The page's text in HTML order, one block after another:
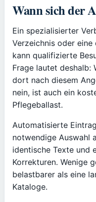
Wann sich der
Ein spezialisierter
Verzeichnis oder
kann qualifizierte
Frage lautet deshalb:
dort nach diesem
nein, ist auch ein
Pflegeballast.
Automatisierte
notwendige Auswahl
identische Texte und
Korrekturen. Wenige
belastbarer als eine
Kataloge.